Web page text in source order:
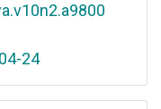
24